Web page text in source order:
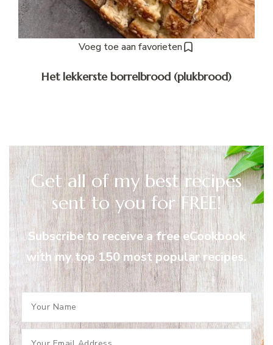
Voeg toe aan favorieten
Het lekkerste borrelbrood (plukbrood)
Get all of my best recipes
sent to you for FREE!
Subscribe to receive a free eCookbook
with my top 150 most popular recipes.